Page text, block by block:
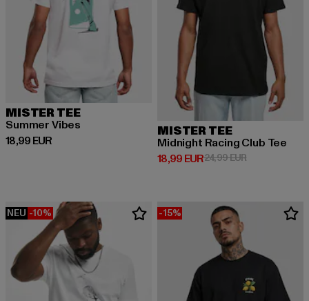
MISTER TEE
Summer Vibes
18,99 EUR
Derzeitiger Preis: 18,99 EUR
MISTER TEE
Midnight Racing Club Tee
18,99 EUR
Derzeitiger Preis: 18,99 EUR
24,99 EURAktionspreis:
NEU -10% -15%